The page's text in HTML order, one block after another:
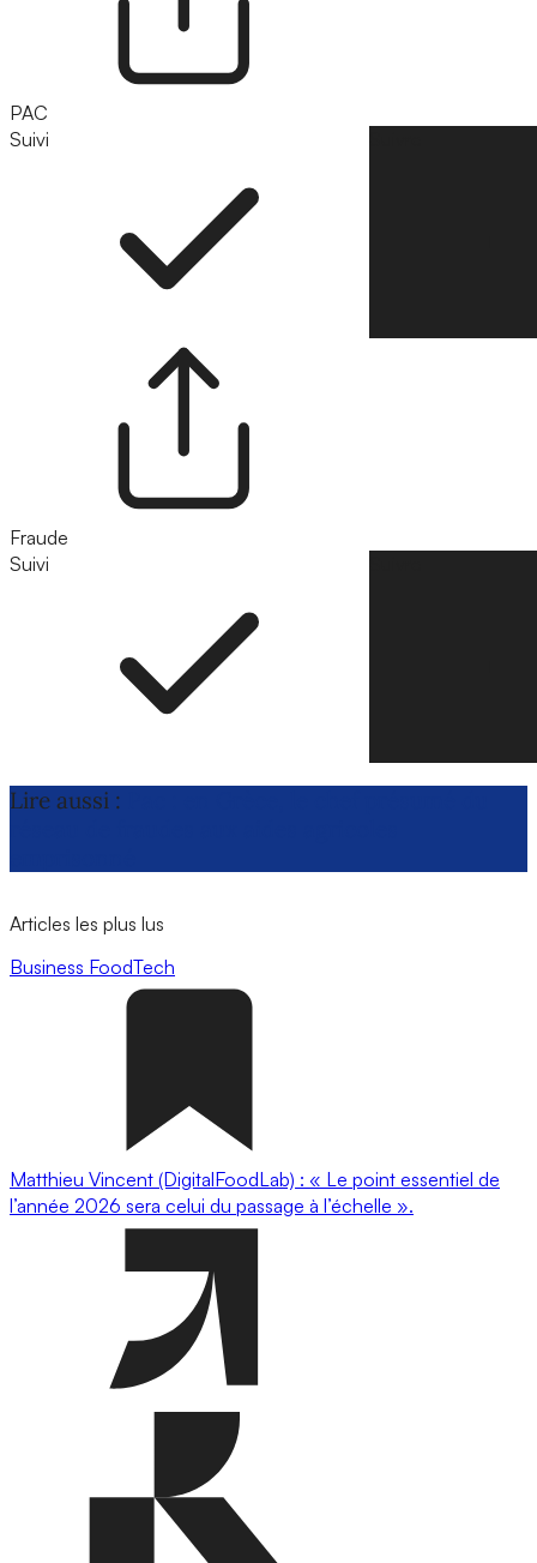
PAC
Suivi
Fraude
Suivi
Lire aussi :
Articles les plus lus
Business FoodTech
Matthieu Vincent (DigitalFoodLab) : « Le point essentiel de
l’année 2026 sera celui du passage à l’échelle ».